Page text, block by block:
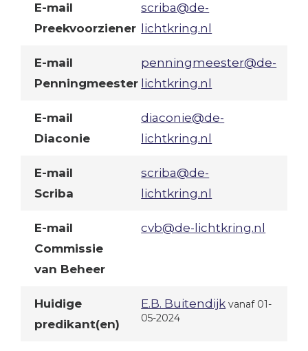
E-mail
Preekvoorziener
scriba@de-
lichtkring.nl
E-mail
Penningmeester
penningmeester@de-
lichtkring.nl
E-mail
Diaconie
diaconie@de-
lichtkring.nl
E-mail
Scriba
scriba@de-
lichtkring.nl
E-mail
Commissie
van Beheer
cvb@de-lichtkring.nl
Huidige
predikant(en)
E.B. Buitendijk vanaf 01-
05-2024